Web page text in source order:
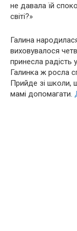
не давала їй
світі?»
Галина наpoдилася
виховувалося
принесла радість
Галинка ж росла
Прийде зі школи,
мамі допомагати.